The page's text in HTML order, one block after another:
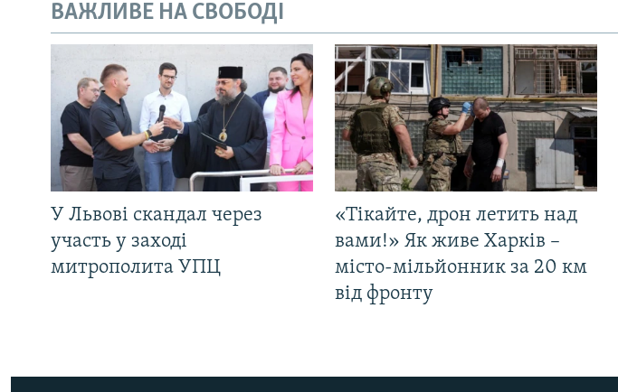
ВАЖЛИВЕ НА СВОБОДІ
У Львові скандал через
участь у заході
митрополита УПЦ
«Тікайте, дрон летить над
вами!» Як живе Харків –
місто-мільйонник за 20 км
від фронту